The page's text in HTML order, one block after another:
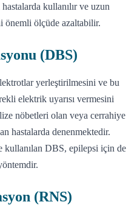
kullanılır ve uzun
önemli ölçüde azaltabilir.
(DBS)
yerleştirilmesini ve bu
elektrik uyarısı vermesini
nöbetleri olan veya cerrahiye
hastalarda denenmektedir.
kullanılan DBS, epilepsi için de
(RNS)